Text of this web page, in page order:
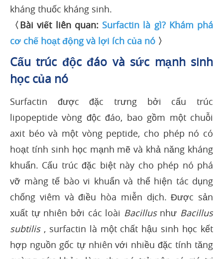
kháng thuốc kháng sinh.
〈Bài viết liên quan: Surfactin là gì? Khám phá
cơ chế hoạt động và lợi ích của nó 〉
Cấu trúc độc đáo và sức mạnh sinh
học của nó
Surfactin được đặc trưng bởi cấu trúc
lipopeptide vòng độc đáo, bao gồm một chuỗi
axit béo và một vòng peptide, cho phép nó có
hoạt tính sinh học mạnh mẽ và khả năng kháng
khuẩn. Cấu trúc đặc biệt này cho phép nó phá
vỡ màng tế bào vi khuẩn và thể hiện tác dụng
chống viêm và điều hòa miễn dịch. Được sản
xuất tự nhiên bởi các loài Bacillusnhư Bacillus
subtilis, surfactin là một chất hậu sinh học kết
hợp nguồn gốc tự nhiên với nhiều đặc tính tăng